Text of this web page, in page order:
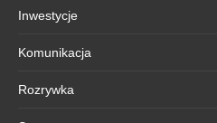
Inwestycje
Komunikacja
Rozrywka